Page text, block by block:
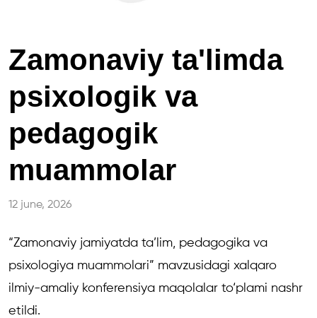
Zamonaviy ta'limda
psixologik va
pedagogik
muammolar
12 june, 2026
“Zamonaviy jamiyatda ta’lim, pedagogika va
psixologiya muammolari” mavzusidagi xalqaro
ilmiy-amaliy konferensiya maqolalar to‘plami nashr
etildi.